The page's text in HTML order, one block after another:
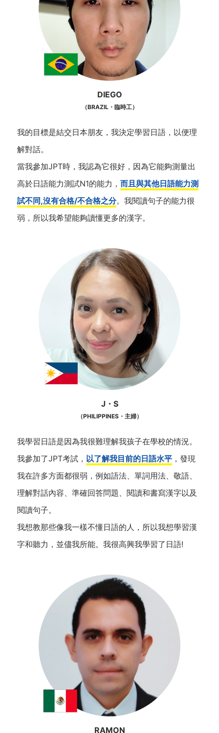
DIEGO
（BRAZIL・臨時工）
我的目標是結交日本朋友，我決定學習日語，以便理
解對話。
當我參加JPT時，我認為它很好，因為它能夠測量出
高於日語能力測試N1的能力， 而且與其他日語能力測
試不同,沒有合格/不合格之分。我閱讀句子的能力很
弱，所以我希望能夠讀懂更多的漢字。
J・S
（PHILIPPINES・主婦）
我學習日語是因為我很難理解我孩子在學校的情況。
我參加了JPT考試， 以了解我目前的日語水平 ，發現
我在許多方面都很弱，例如語法、單詞用法、敬語、
理解對話內容、準確回答問題、閱讀和書寫漢字以及
閱讀句子。
我想教那些像我一樣不懂日語的人，所以我想學習漢
字和聽力，並儘我所能。我很高興我學習了日語!
RAMON